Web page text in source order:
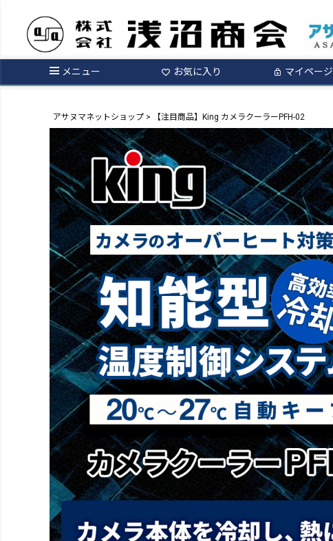
メニュー お気に入り マイページ
アサヌマネットショップ 【注目商品】King カメラクーラーPFH-02